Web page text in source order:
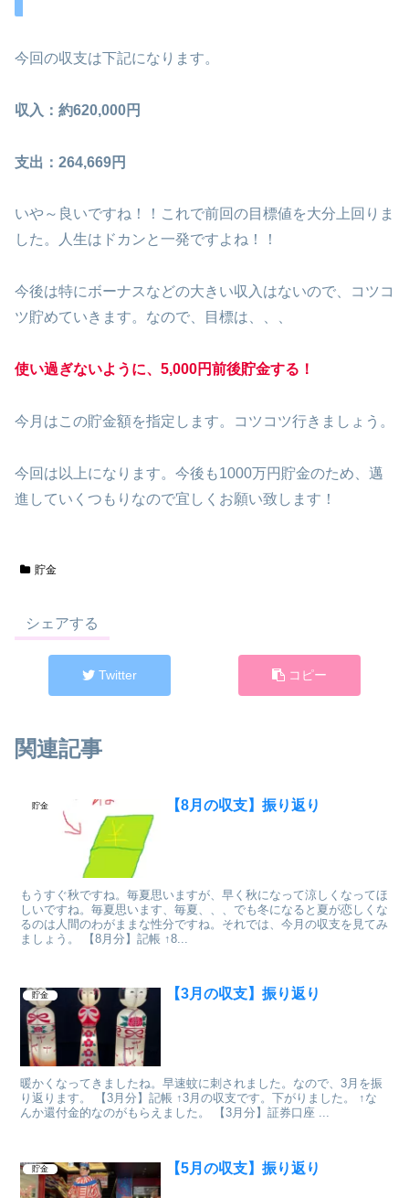
今回の収支は下記になります。
収入：約620,000円
支出：264,669円
いや～良いですね！！これで前回の目標値を大分上回りま
した。人生はドカンと一発ですよね！！
今後は特にボーナスなどの大きい収入はないので、コツコ
ツ貯めていきます。なので、目標は、、、
使い過ぎないように、5,000円前後貯金する！
今月はこの貯金額を指定します。コツコツ行きましょう。
今回は以上になります。今後も1000万円貯金のため、邁
進していくつもりなので宜しくお願い致します！
貯金
シェアする
Twitter コピー
関連記事
貯金 【8月の収支】振り返り
もうすぐ秋ですね。毎夏思いますが、早く秋になって涼しくなってほ
しいですね。毎夏思います、毎夏、、、でも冬になると夏が恋しくな
るのは人間のわがままな性分ですね。それでは、今月の収支を見てみ
ましょう。 【8月分】記帳 ↑8...
貯金 【3月の収支】振り返り
暖かくなってきましたね。早速蚊に刺されました。なので、3月を振
り返ります。 【3月分】記帳 ↑3月の収支です。下がりました。 ↑な
んか還付金的なのがもらえました。 【3月分】証券口座 ...
貯金 【5月の収支】振り返り